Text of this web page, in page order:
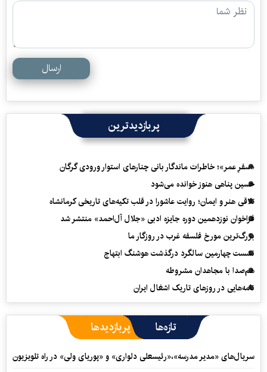
ارسال
پربازدیدترین
«سفرِ عمر»؛ خاطرات ماندگار بانی چنارهای استوار ورودی گرگان
حسین پناهی هنوز خوانده می‌شود
تلاقی هنر و ایمان؛ روایت عاشورا در قلب تکیه‌های تاریخی کرمانشاه
فراخوان نوزدهمین دوره جایزه ادبی «جلال آل‌احمد» منتشر شد
بزرگ‌ترین مورخ فلسفه غرب در روزگار ما
نشست چهارمین سالگرد درگذشت هوشنگ ابتهاج
هم‌صدا با مجاهدان مشروطه
نامه‌هایی در روزهای تاریک اشغال ایران
تازه‌ها پربازدیدها
سریال‌های «مدیر مدرسه»،«رئیسعلی دلواری» و «پوریای ولی» در راه تلویزیون